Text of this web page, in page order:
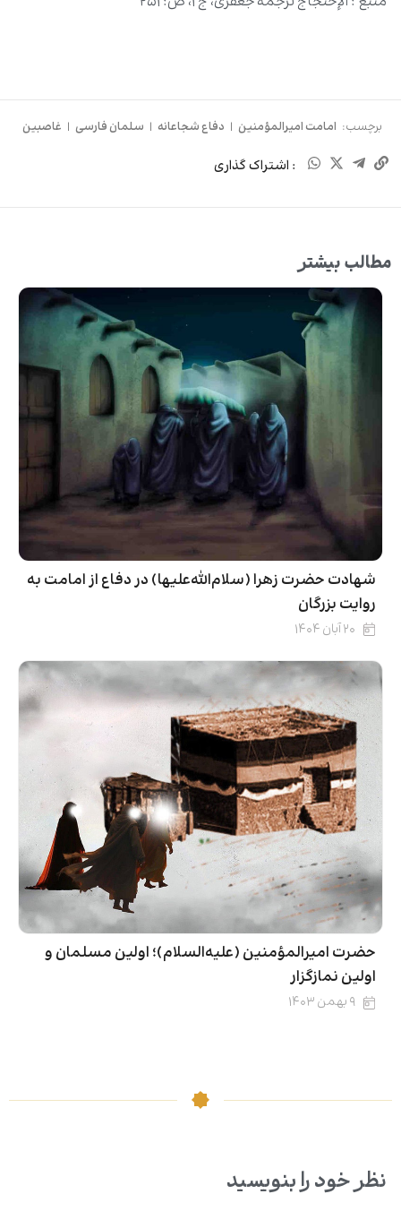
برچسب: امامت امیرالمؤمنین | دفاع شجاعانه | سلمان فارسی | غاصبین
: اشتراک گذاری
مطالب بیشتر
شهادت حضرت زهرا (سلام‌الله‌علیها) در دفاع از امامت به
روایت بزرگان
۲۰ آبان ۱۴۰۴
حضرت امیرالمؤمنین (علیه‌السلام)؛ اولین مسلمان و
اولین نمازگزار
۹ بهمن ۱۴۰۳
نظر خود را بنویسید